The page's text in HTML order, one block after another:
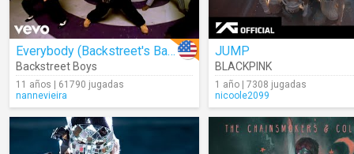
Everybody (Backstreet's Back)
Backstreet Boys
11 años | 61790 jugadas
nannevieira
JUMP
BLACKPINK
1 año | 7308 jugadas
nicoole2099